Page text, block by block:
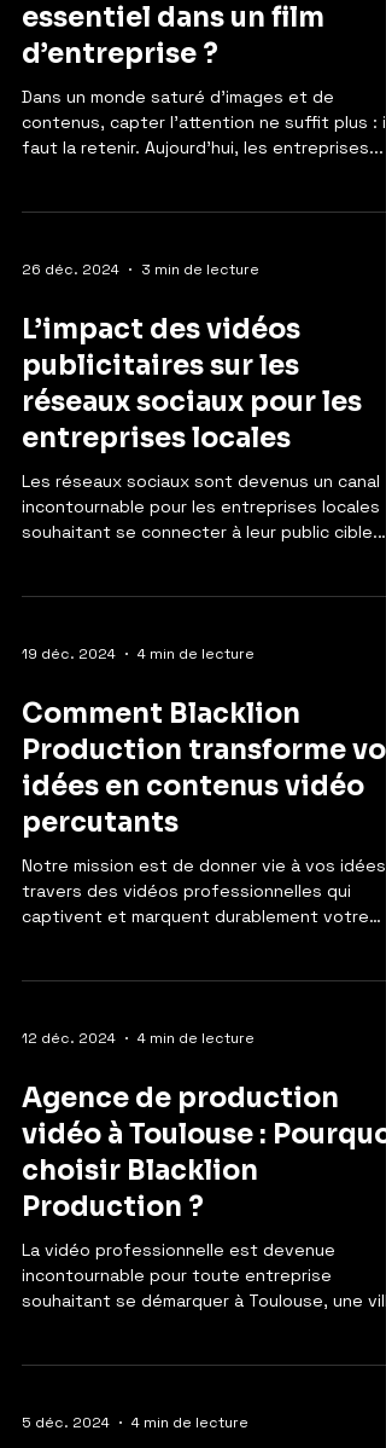
essentiel dans un film
d’entreprise ?
Dans un monde saturé d’images et de
contenus, capter l’attention ne suffit plus : il
faut la retenir. Aujourd’hui, les entreprises...
26 déc. 2024 3 min de lecture
L’impact des vidéos
publicitaires sur les
réseaux sociaux pour les
entreprises locales
Les réseaux sociaux sont devenus un canal
incontournable pour les entreprises locales
souhaitant se connecter à leur public cible.
19 déc. 2024 4 min de lecture
Comment Blacklion
Production transforme vos
idées en contenus vidéo
percutants
Notre mission est de donner vie à vos idées
travers des vidéos professionnelles qui
captivent et marquent durablement votre
12 déc. 2024 4 min de lecture
Agence de production
vidéo à Toulouse : Pourquoi
choisir Blacklion
Production ?
La vidéo professionnelle est devenue
incontournable pour toute entreprise
souhaitant se démarquer à Toulouse, une
5 déc. 2024 4 min de lecture